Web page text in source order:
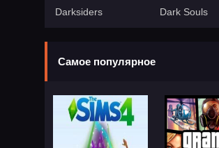
Darksiders
Dark Souls
Самое популярное